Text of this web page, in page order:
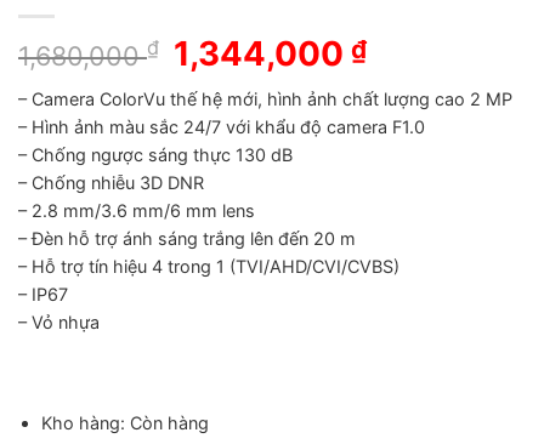
1,680,000₫
Giá
gốc
là:
1,680,000 ₫.
1,344,000₫Giá
tại
là:
– Camera ColorVu thế hệ mới, hình ảnh chất lượng cao 2 MP
– Hình ảnh màu sắc 24/7 với khẩu độ camera F1.0
– Chống ngược sáng thực 130 dB
– Chống nhiễu 3D DNR
– 2.8 mm/3.6 mm/6 mm lens
– Đèn hỗ trợ ánh sáng trắng lên đến 20 m
– Hỗ trợ tín hiệu 4 trong 1 (TVI/AHD/CVI/CVBS)
– IP67
– Vỏ nhựa
Kho hàng: Còn hàng